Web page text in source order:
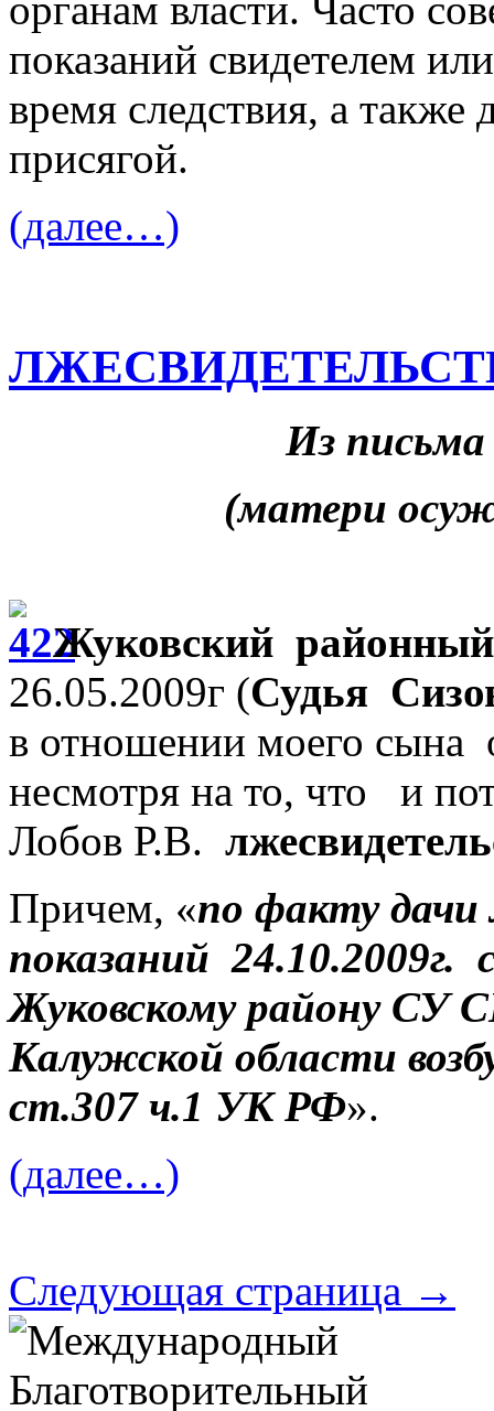
показаний свидетелем
время следствия, а
присягой.
(далее…)
Из
(матери
Жуковский
26.05.2009г (Судья
в отношении моего сына
несмотря на то, что и
Лобов Р.В.
Причем, «по факту
показаний 24.10.2009г.
Жуковскому району СУ
Калужской области
ст.307 ч.1 УК РФ».
(далее…)
Следующая страница →